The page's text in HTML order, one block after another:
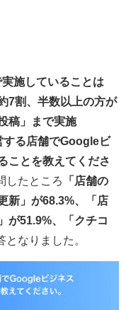
施していることは
7割、半数以上の方が
稿」まで実施
る店舗でGoogleビ
ことを教えてくださ
したところ
「店舗の
新」が68.3%、「店
が51.9%、「クチコ
となりました。